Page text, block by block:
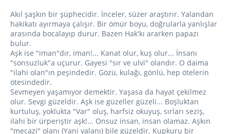
Akıl şaşkın bir şüphecidir. İnceler, süzer araştırır. Yalandan
hakikatı ayırmaya çalışır. Bir ömür boyu, doğrularla yanlışlar
arasında bocalayıp durur. Bazen Hak'kı ararken papazı
bulur.
Aşk ise "iman"dır, iman!... Kanat olur, kuş olur... İnsanı
"sonsuzluk"a uçurur. Gayesi "sır ve ulvi" olandır. O daima
"ilahi olan"ın peşindedir. Gözü, kulağı, gönlü, hep ötelerin
ötesindedir.
Sevmeyen yaşamıyor demektir. Yaşasa da hayat çekilmez
olur. Sevgi güzeldir. Aşk ise güzeller güzeli... Boşluktan
kurtuluş, yoklukta "Var" oluş, harfsiz okuyuş, sırları seziş,
ilahi bir ürperiştir aşk!... Onsuz insan, insan olamaz. Aşkın
"mecazi" olanı (Yani yalanı) bile güzeldir. Kupkuru bir